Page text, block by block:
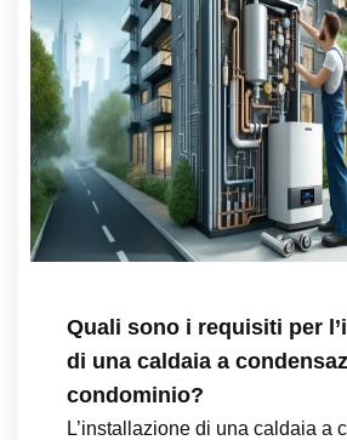
Quali sono i requisiti per
di una caldaia a
condominio?
L’installazione di una caldaia a